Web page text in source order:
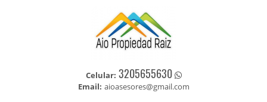
Celular: 3205655630
Email: aioasesores@gmail.com